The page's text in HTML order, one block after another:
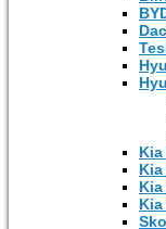
Kia
Kia